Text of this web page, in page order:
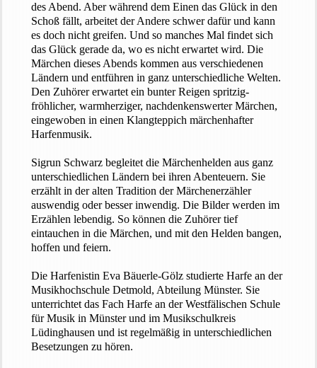
des Abend. Aber während dem Einen das Glück in den
Schoß fällt, arbeitet der Andere schwer dafür und kann
es doch nicht greifen. Und so manches Mal findet sich
das Glück gerade da, wo es nicht erwartet wird. Die
Märchen dieses Abends kommen aus verschiedenen
Ländern und entführen in ganz unterschiedliche Welten.
Den Zuhörer erwartet ein bunter Reigen spritzig-
fröhlicher, warmherziger, nachdenkenswerter Märchen,
eingewoben in einen Klangteppich märchenhafter
Harfenmusik.
Sigrun Schwarz begleitet die Märchenhelden aus ganz
unterschiedlichen Ländern bei ihren Abenteuern. Sie
erzählt in der alten Tradition der Märchenerzähler
auswendig oder besser inwendig. Die Bilder werden im
Erzählen lebendig. So können die Zuhörer tief
eintauchen in die Märchen, und mit den Helden bangen,
hoffen und feiern.
Die Harfenistin Eva Bäuerle-Gölz studierte Harfe an der
Musikhochschule Detmold, Abteilung Münster. Sie
unterrichtet das Fach Harfe an der Westfälischen Schule
für Musik in Münster und im Musikschulkreis
Lüdinghausen und ist regelmäßig in unterschiedlichen
Besetzungen zu hören.